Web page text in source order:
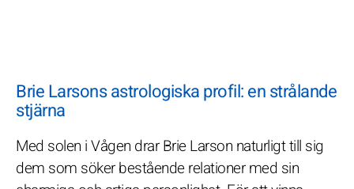
Brie Larsons astrologiska profil: en strålande
stjärna
Med solen i Vågen drar Brie Larson naturligt till sig
dem som söker bestående relationer med sin